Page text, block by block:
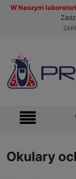
W Naszym
Okulary